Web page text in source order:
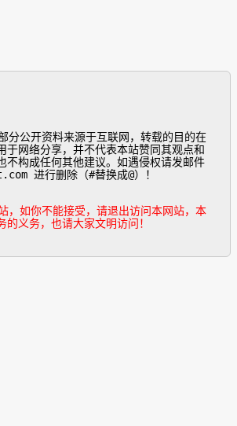
于网络分享，并不代表本站赞同其观点和
不构成任何其他建议。如遇侵权请发邮件
进行删除（#替换成@）！
，如你不能接受，请退出访问本网站，本
的义务，也请大家文明访问！